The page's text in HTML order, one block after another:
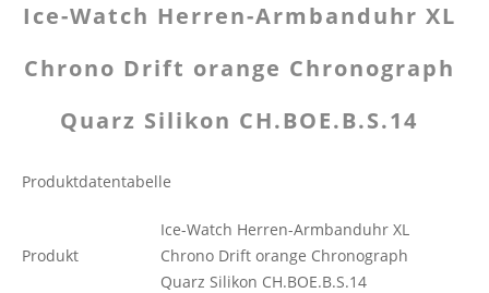
Ice-Watch Herren-Armbanduhr XL
Chrono Drift orange Chronograph
Quarz Silikon CH.BOE.B.S.14
Produktdatentabelle
Produkt
Ice-Watch Herren-Armbanduhr XL
Chrono Drift orange Chronograph
Quarz Silikon CH.BOE.B.S.14